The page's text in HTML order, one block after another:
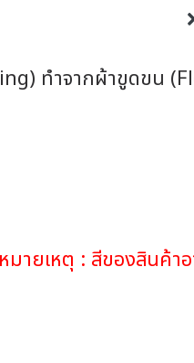
ทำจากผ้าขูดขน
หมายเหตุ : สีของสินค้า